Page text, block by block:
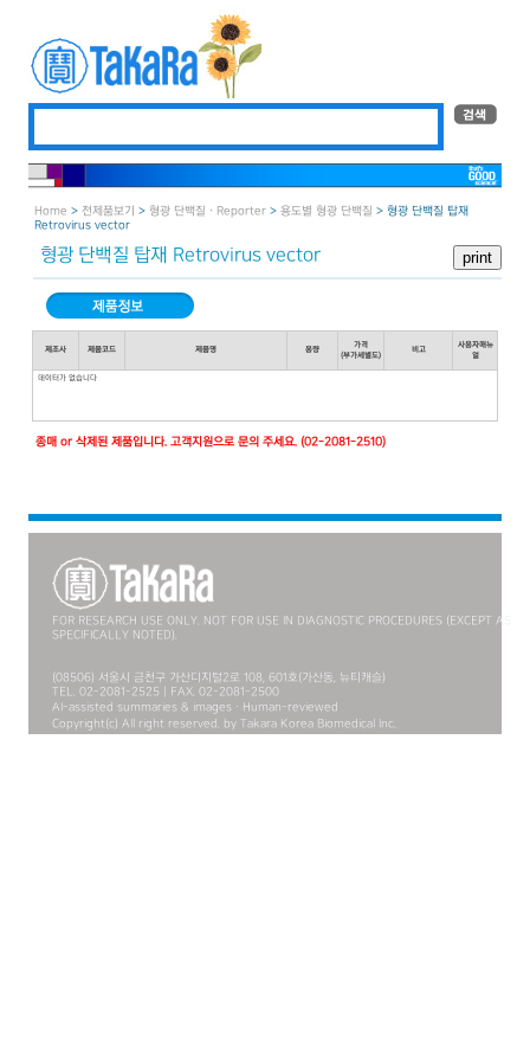
Home > 전제품보기 > 형광 단백질 · Reporter > 용도별 형광 단백질 > 형광 단백질 탑재
Retrovirus vector
형광 단백질 탑재 Retrovirus vector
제조사 제품코드 제품명 용량
가격
(부가세별도)
비고
사용자매뉴
얼
데이터가 없습니다
종매 or 삭제된 제품입니다. 고객지원으로 문의 주세요. (02-2081-2510)
FOR RESEARCH USE ONLY. NOT FOR USE IN DIAGNOSTIC PROCEDURES (EXCEPT AS
SPECIFICALLY NOTED).
(08506) 서울시 금천구 가산디지털2로 108, 601호(가산동, 뉴티캐슬)
TEL. 02-2081-2525 | FAX. 02-2081-2500
AI-assisted summaries & images · Human-reviewed
Copyright(c) All right reserved. by Takara Korea Biomedical Inc.